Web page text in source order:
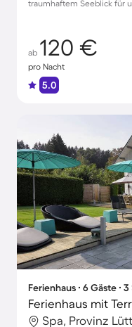
traumhaftem Seeblick für
ab 120 €
pro Nacht
5.0
Ferienhaus ∙ 6 Gäste ∙
Spa, Provinz